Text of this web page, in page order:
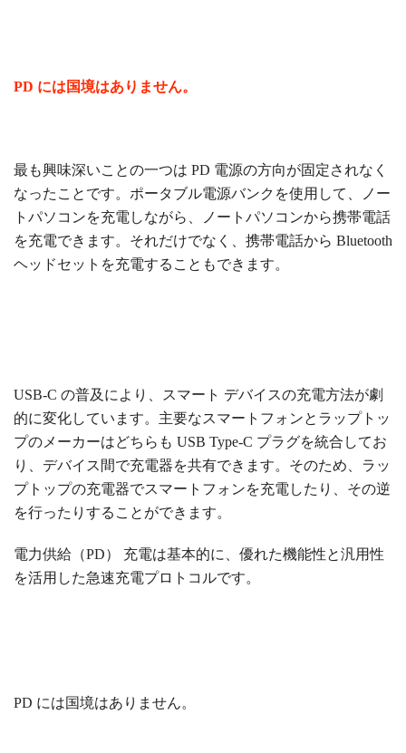
PD には国境はありません。
最も興味深いことの一つは PD 電源の方向が固定されなく
なったことです。ポータブル電源バンクを使用して、ノー
トパソコンを充電しながら、ノートパソコンから携帯電話
を充電できます。それだけでなく、携帯電話から Bluetooth
ヘッドセットを充電することもできます。
USB-C の普及により、スマート デバイスの充電方法が劇
的に変化しています。主要なスマートフォンとラップトッ
プのメーカーはどちらも USB Type-C プラグを統合してお
り、デバイス間で充電器を共有できます。そのため、ラッ
プトップの充電器でスマートフォンを充電したり、その逆
を行ったりすることができます。
電力供給（PD）
充電は基本的に、優れた機能性と汎用性
を活用した急速充電プロトコルです。
PD には国境はありません。